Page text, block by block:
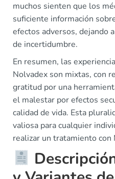
muchos sienten que los
suficiente información
efectos adversos, dejando
de incertidumbre.
En resumen, las
Nolvadex son mixtas, con
gratitud por una
el malestar por efectos
calidad de vida. Esta
valiosa para cualquier
realizar un tratamiento con